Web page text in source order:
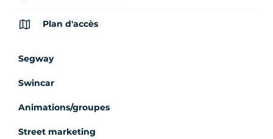
Plan d'accès
Segway
Swincar
Animations/groupes
Street marketing